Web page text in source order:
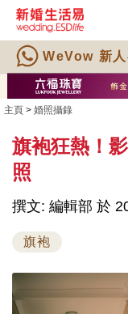
WeVow 新人
主頁 > 婚照攝錄
旗袍狂熱！
照
撰文: 編輯部 於
旗袍